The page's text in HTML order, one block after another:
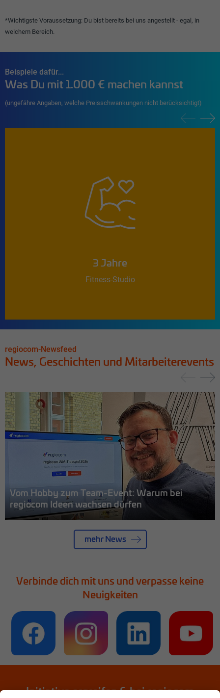
*Wichtigste Voraussetzung: Du bist bereits bei uns angestellt - egal, in
welchem Bereich.
Beispiele dafür...
Was Du mit 1.000 € machen kannst
(ungefähre Angaben, welche Preisschwankungen nicht berücksichtigt)
3 Jahre
Fitness-Studio
regiocom-Newsfeed
News, Geschichten und Mitarbeiterevents
Vom Hobby zum Team-Event: Warum bei
regiocom Ideen wachsen dürfen
mehr News
Verbinde dich mit uns und verpasse keine
Neuigkeiten
Initiative ergreifen & bei regiocom